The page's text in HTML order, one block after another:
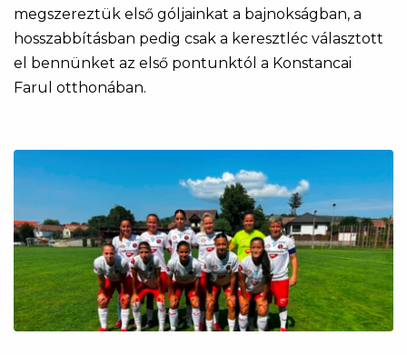
megszereztük első góljainkat a bajnokságban, a
hosszabbításban pedig csak a keresztléc választott
el bennünket az első pontunktól a Konstancai
Farul otthonában.